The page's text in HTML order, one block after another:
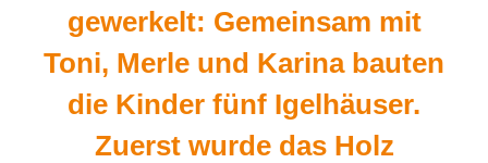
gewerkelt: Gemeinsam mit
Toni, Merle und Karina bauten
die Kinder fünf Igelhäuser.
Zuerst wurde das Holz